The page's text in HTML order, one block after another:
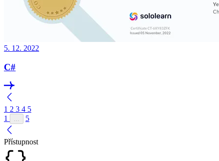
5. 12. 2022
C#
1 2 3 4 5
1
... 5
Přístupnost